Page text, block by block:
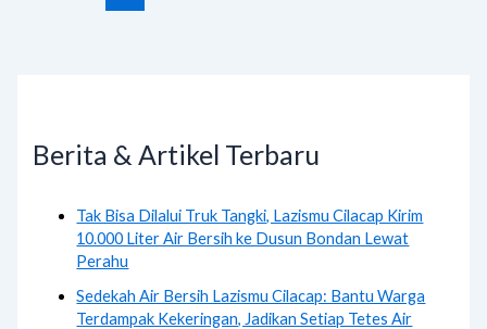
Berita & Artikel Terbaru
Tak Bisa Dilalui Truk Tangki, Lazismu Cilacap Kirim
10.000 Liter Air Bersih ke Dusun Bondan Lewat
Perahu
Sedekah Air Bersih Lazismu Cilacap: Bantu Warga
Terdampak Kekeringan, Jadikan Setiap Tetes Air